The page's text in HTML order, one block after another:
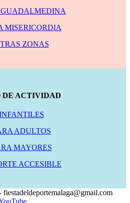
MISERICORDIA
ZONAS
DE ACTIVIDAD
ADULTOS
MAYORES
ACCESIBLE